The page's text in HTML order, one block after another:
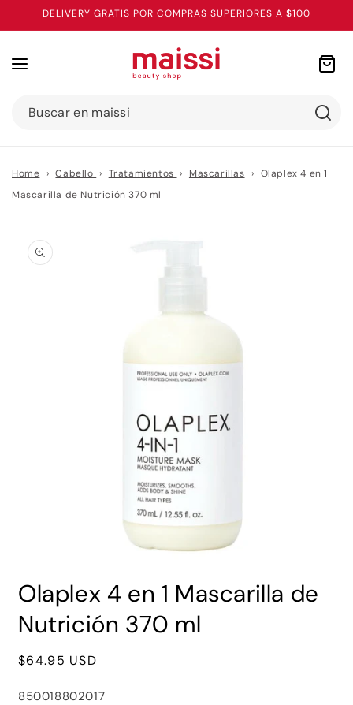
directamente
al contenido
DELIVERY GRATIS POR COMPRAS SUPERIORES A $100
Buscar en maissi
Carrito
Home › Cabello › Tratamientos › Mascarillas › Olaplex 4 en 1
Mascarilla de Nutrición 370 ml
información
multimedia
1
una
ventana
Olaplex 4 en 1 Mascarilla de
Nutrición 370 ml
Precio
$64.95 USD
SKU:
850018802017